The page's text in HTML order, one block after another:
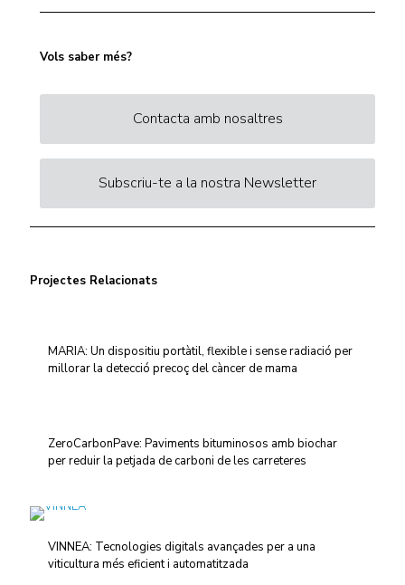
Vols saber més?
Contacta amb nosaltres
Subscriu-te a la nostra Newsletter
Projectes Relacionats
MARIA: Un dispositiu portàtil, flexible i sense radiació per
millorar la detecció precoç del càncer de mama
ZeroCarbonPave: Paviments bituminosos amb biochar
per reduir la petjada de carboni de les carreteres
VINNEA: Tecnologies digitals avançades per a una
viticultura més eficient i automatitzada